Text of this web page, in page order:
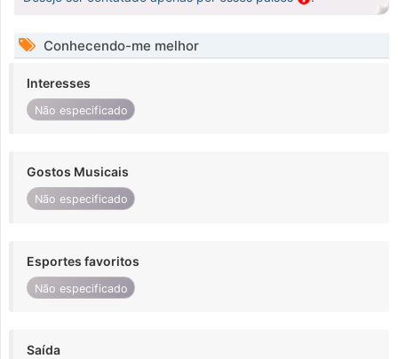
Conhecendo-me melhor
Interesses
Não especificado
Gostos Musicais
Não especificado
Esportes favoritos
Não especificado
Saída